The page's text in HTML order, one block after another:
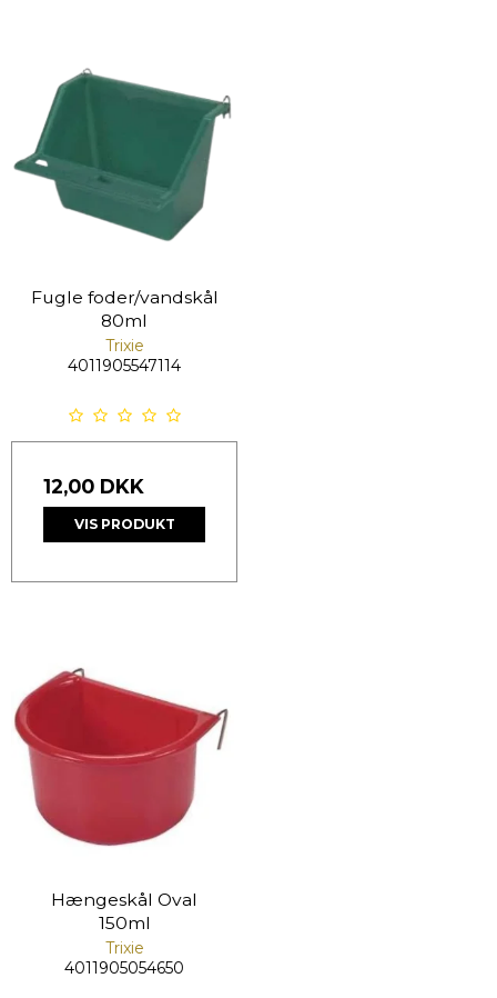
Fugle foder/vandskål
80ml
Trixie
4011905547114
12,00 DKK
VIS PRODUKT
Hængeskål Oval
150ml
Trixie
4011905054650